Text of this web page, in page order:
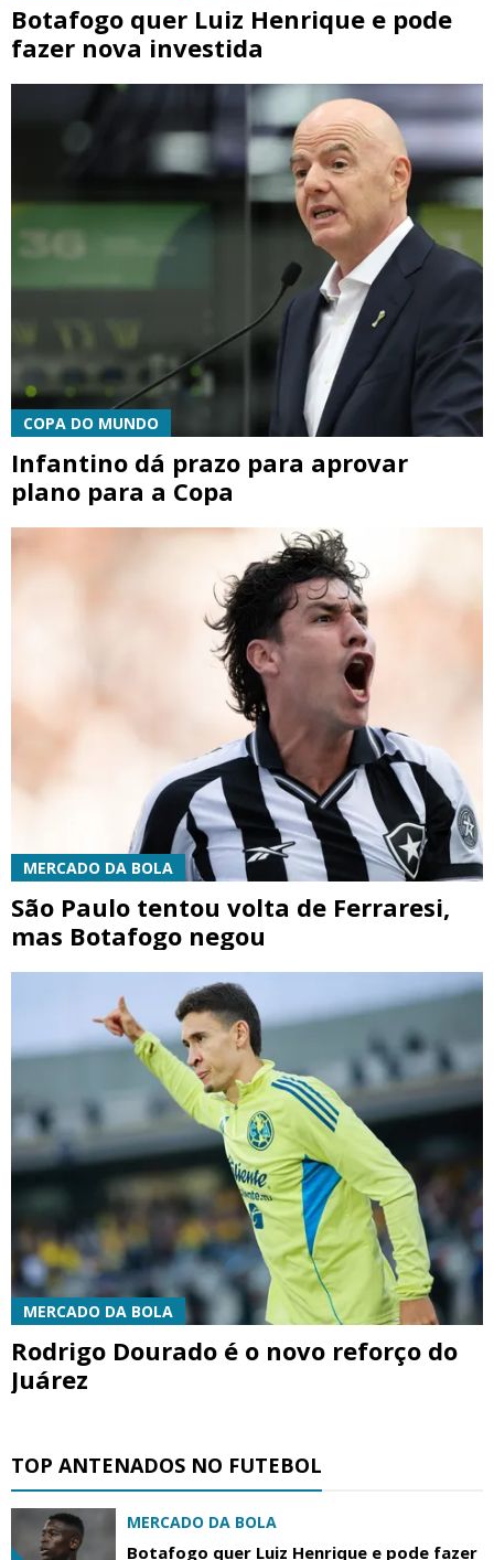
Botafogo quer Luiz Henrique e pode
fazer nova investida
COPA DO MUNDO
Infantino dá prazo para aprovar
plano para a Copa
MERCADO DA BOLA
São Paulo tentou volta de Ferraresi,
mas Botafogo negou
MERCADO DA BOLA
Rodrigo Dourado é o novo reforço do
Juárez
TOP ANTENADOS NO FUTEBOL
MERCADO DA BOLA
Botafogo quer Luiz Henrique e pode fazer